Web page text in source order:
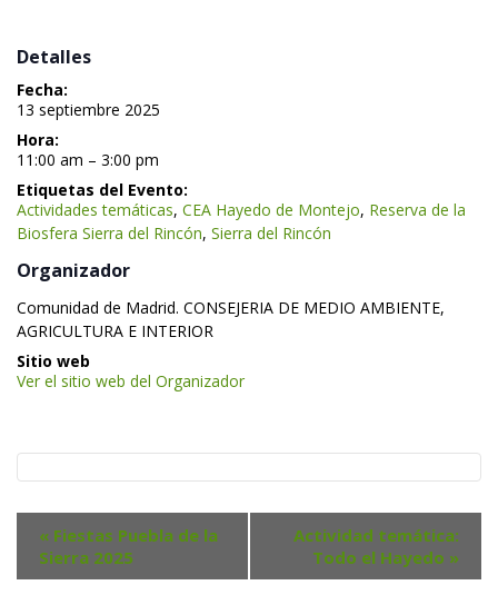
Detalles
Fecha:
13 septiembre 2025
Hora:
11:00 am – 3:00 pm
Etiquetas del Evento:
Actividades temática, CEA Hayedo de Montejo, Reserva de la
Biosfera Sierra del Rincón, Sierra del Rincón
Organizador
Comunidad de Madrid. CONSEJERIA DE MEDIO AMBIENTE,
AGRICULTURA E INTERIOR
Sitio web
Ver el sitio web del Organizador
v
« Fiestas Puebla de la
Sierra 2025
Actividad temática:
Todo el Hayedo »